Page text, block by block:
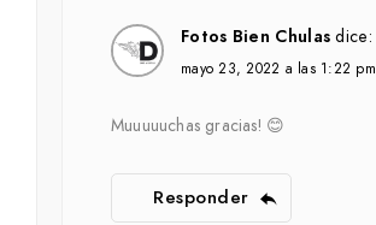
Fotos Bien Chulas dice:
mayo 23, 2022 a las 1:22 pm
Muuuuuchas gracias! 😊
Responder